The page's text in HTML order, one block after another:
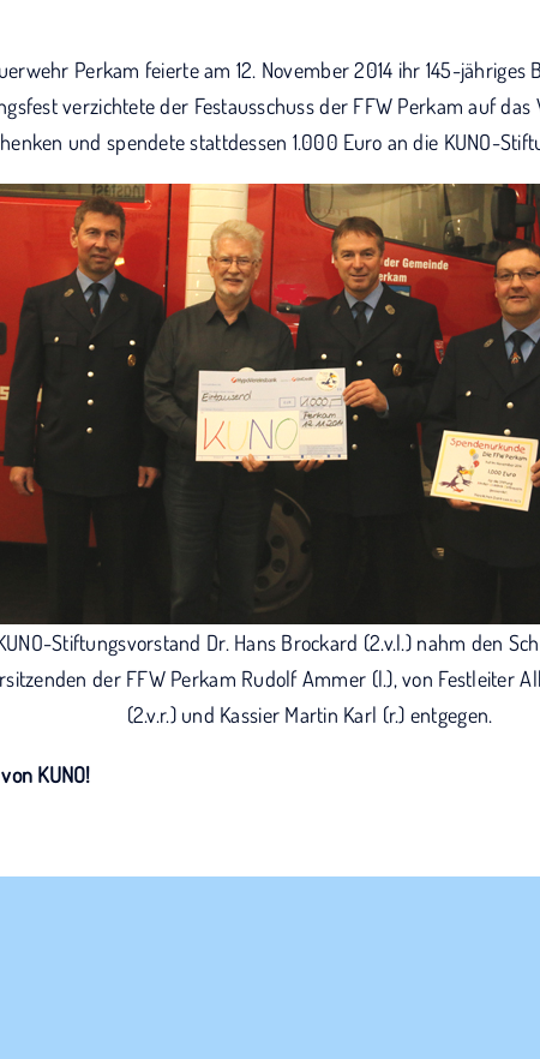
Perkam feierte am 12. November 2014 ihr 145-jähriges
verzichtete der Festausschuss der FFW Perkam auf das
und spendete stattdessen 1.000 Euro an die KUNO-
Stiftungsvorstand Dr. Hans Brockard (2.v.l.) nahm den
der FFW Perkam Rudolf Ammer (l.), von Festleiter
(2.v.r.) und Kassier Martin Karl (r.) entgegen.
KUNO!